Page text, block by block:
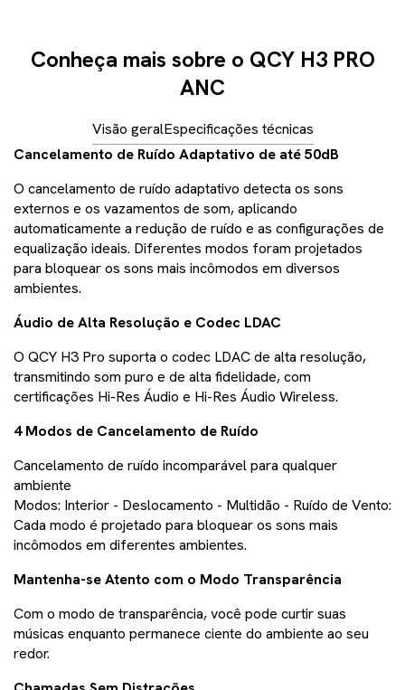
Conheça mais sobre o QCY H3 PRO
ANC
Visão geralEspecificações técnicas
Cancelamento de Ruído Adaptativo de até 50dB
O cancelamento de ruído adaptativo detecta os sons
externos e os vazamentos de som, aplicando
automaticamente a redução de ruído e as configurações de
equalização ideais. Diferentes modos foram projetados
para bloquear os sons mais incômodos em diversos
ambientes.
Áudio de Alta Resolução e Codec LDAC
O QCY H3 Pro suporta o codec LDAC de alta resolução,
transmitindo som puro e de alta fidelidade, com
certificações Hi-Res Áudio e Hi-Res Áudio Wireless.
4 Modos de Cancelamento de Ruído
Cancelamento de ruído incomparável para qualquer
ambiente
Modos: Interior - Deslocamento - Multidão - Ruído de Vento:
Cada modo é projetado para bloquear os sons mais
incômodos em diferentes ambientes.
Mantenha-se Atento com o Modo Transparência
Com o modo de transparência, você pode curtir suas
músicas enquanto permanece ciente do ambiente ao seu
redor.